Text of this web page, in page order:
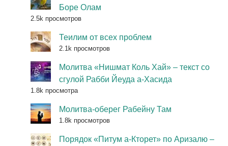
Боре Олам
2.5k просмотров
Теилим от всех проблем
2.1k просмотров
Молитва «Нишмат Коль Хай» – текст со
сгулой Рабби Йеуда а-Хасида
1.8k просмотра
Молитва-оберег Рабейну Там
1.8k просмотров
Порядок «Питум а-Кторет» по Аризалю –